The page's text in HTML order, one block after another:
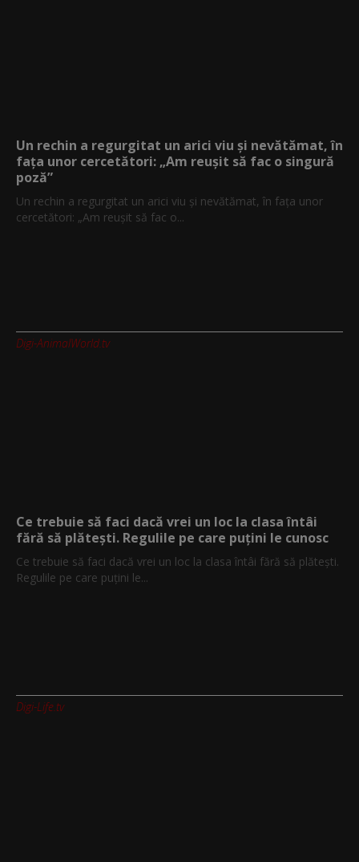
Un rechin a regurgitat un arici viu și nevătămat, în
fața unor cercetători: „Am reușit să fac o singură
poză”
Un rechin a regurgitat un arici viu și nevătămat, în fața unor
cercetători: „Am reușit să fac o...
Digi-AnimalWorld.tv
Ce trebuie să faci dacă vrei un loc la clasa întâi
fără să plătești. Regulile pe care puțini le cunosc
Ce trebuie să faci dacă vrei un loc la clasa întâi fără să plătești.
Regulile pe care puțini le...
Digi-Life.tv